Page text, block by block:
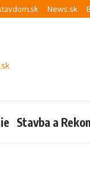
News.sk
Stavba a